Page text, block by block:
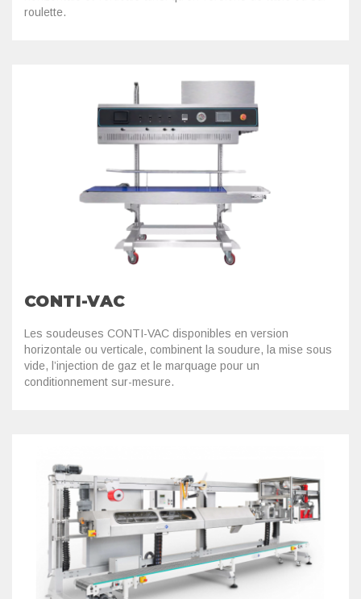
roulette.
CONTI-VAC
Les soudeuses CONTI-VAC disponibles en version
horizontale ou verticale, combinent la soudure, la mise sous
vide, l’injection de gaz et le marquage pour un
conditionnement sur-mesure.